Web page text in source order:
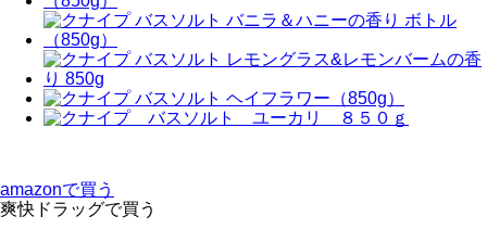
amazonで買う
爽快ドラッグで買う